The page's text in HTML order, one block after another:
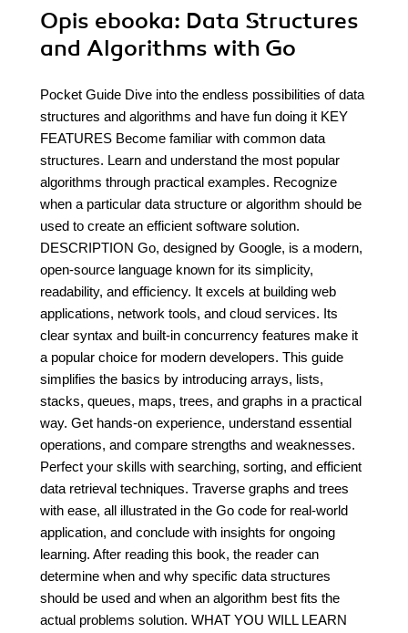
Opis ebooka: Data Structures
and Algorithms with Go
Pocket Guide Dive into the endless possibilities of data
structures and algorithms and have fun doing it KEY
FEATURES Become familiar with common data
structures. Learn and understand the most popular
algorithms through practical examples. Recognize
when a particular data structure or algorithm should be
used to create an efficient software solution.
DESCRIPTION Go, designed by Google, is a modern,
open-source language known for its simplicity,
readability, and efficiency. It excels at building web
applications, network tools, and cloud services. Its
clear syntax and built-in concurrency features make it
a popular choice for modern developers. This guide
simplifies the basics by introducing arrays, lists,
stacks, queues, maps, trees, and graphs in a practical
way. Get hands-on experience, understand essential
operations, and compare strengths and weaknesses.
Perfect your skills with searching, sorting, and efficient
data retrieval techniques. Traverse graphs and trees
with ease, all illustrated in the Go code for real-world
application, and conclude with insights for ongoing
learning. After reading this book, the reader can
determine when and why specific data structures
should be used and when an algorithm best fits the
actual problems solution. WHAT YOU WILL LEARN